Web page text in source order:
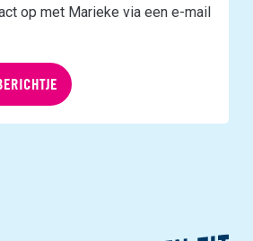
op met Marieke via een e-mail